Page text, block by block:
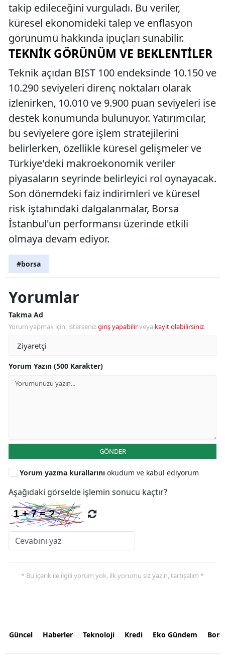
takip edileceğini vurguladı. Bu veriler,
küresel ekonomideki talep ve enflasyon
görünümü hakkında ipuçları sunabilir.
TEKNIK GÖRÜNÜM VE BEKLENTILER
Teknik açıdan BIST 100 endeksinde 10.150 ve
10.290 seviyeleri direnç noktaları olarak
izlenirken, 10.010 ve 9.900 puan seviyeleri ise
destek konumunda bulunuyor. Yatırımcılar,
bu seviyelere göre işlem stratejilerini
belirlerken, özellikle küresel gelişmeler ve
Türkiye'deki makroekonomik veriler
piyasaların seyrinde belirleyici rol oynayacak.
Son dönemdeki faiz indirimleri ve küresel
risk iştahındaki dalgalanmalar, Borsa
İstanbul'un performansı üzerinde etkili
olmaya devam ediyor.
#borsa
Yorumlar
Takma Ad
Yorum yapmak için, istersenizgiriş yapabilirveya kayıt olabilirsiniz.
Yorum Yazın (500 Karakter)
GÖNDER
Yorum yazma kurallarını okudum ve kabul ediyorum
Aşağıdaki görselde işlemin sonucu kaçtır?
* Bu içerik ile ilgili yorum yok, ilk yorumu siz yazın, tartışalım *
Güncel Haberler Teknoloji Kredi Eko Gündem